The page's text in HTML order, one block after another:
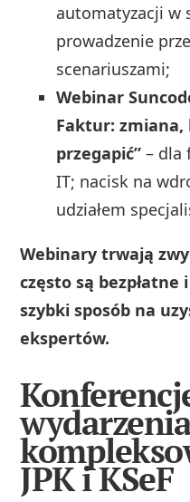
automatyzacji w
prowadzenie
scenariuszami;
Webinar
Faktur: zmiana,
przegapić” – dla
IT; nacisk na
udziałem
Webinary trwają
często są bezpłatne
szybki sposób na
ekspertów.
JPK i KSeF